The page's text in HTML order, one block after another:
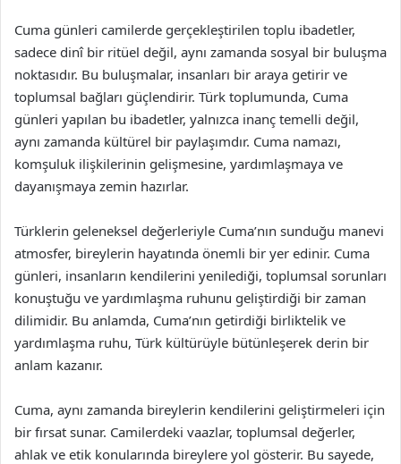
Cuma günleri camilerde gerçekleştirilen toplu ibadetler,
sadece dinî bir ritüel değil, aynı zamanda sosyal bir buluşma
noktasıdır. Bu buluşmalar, insanları bir araya getirir ve
toplumsal bağları güçlendirir. Türk toplumunda, Cuma
günleri yapılan bu ibadetler, yalnızca inanç temelli değil,
aynı zamanda kültürel bir paylaşımdır. Cuma namazı,
komşuluk ilişkilerinin gelişmesine, yardımlaşmaya ve
dayanışmaya zemin hazırlar.
Türklerin geleneksel değerleriyle Cuma’nın sunduğu manevi
atmosfer, bireylerin hayatında önemli bir yer edinir. Cuma
günleri, insanların kendilerini yenilediği, toplumsal sorunları
konuştuğu ve yardımlaşma ruhunu geliştirdiği bir zaman
dilimidir. Bu anlamda, Cuma’nın getirdiği birliktelik ve
yardımlaşma ruhu, Türk kültürüyle bütünleşerek derin bir
anlam kazanır.
Cuma, aynı zamanda bireylerin kendilerini geliştirmeleri için
bir fırsat sunar. Camilerdeki vaazlar, toplumsal değerler,
ahlak ve etik konularında bireylere yol gösterir. Bu sayede,